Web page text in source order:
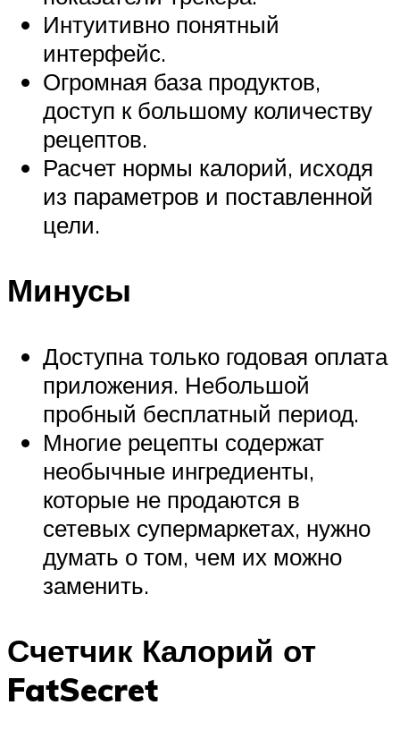
Интуитивно понятный
интерфейс.
Огромная база продуктов,
доступ к большому количеству
рецептов.
Расчет нормы калорий, исходя
из параметров и поставленной
цели.
Минусы
Доступна только годовая оплата
приложения. Небольшой
пробный бесплатный период.
Многие рецепты содержат
необычные ингредиенты,
которые не продаются в
сетевых супермаркетах, нужно
думать о том, чем их можно
заменить.
Счетчик Калорий от
FatSecret